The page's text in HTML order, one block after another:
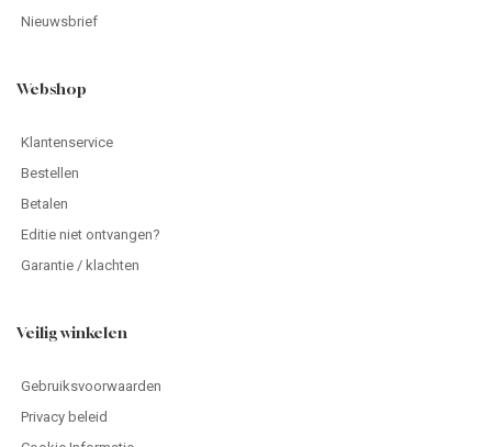
Nieuwsbrief
Webshop
Klantenservice
Bestellen
Betalen
Editie niet ontvangen?
Garantie / klachten
Veilig winkelen
Gebruiksvoorwaarden
Privacy beleid